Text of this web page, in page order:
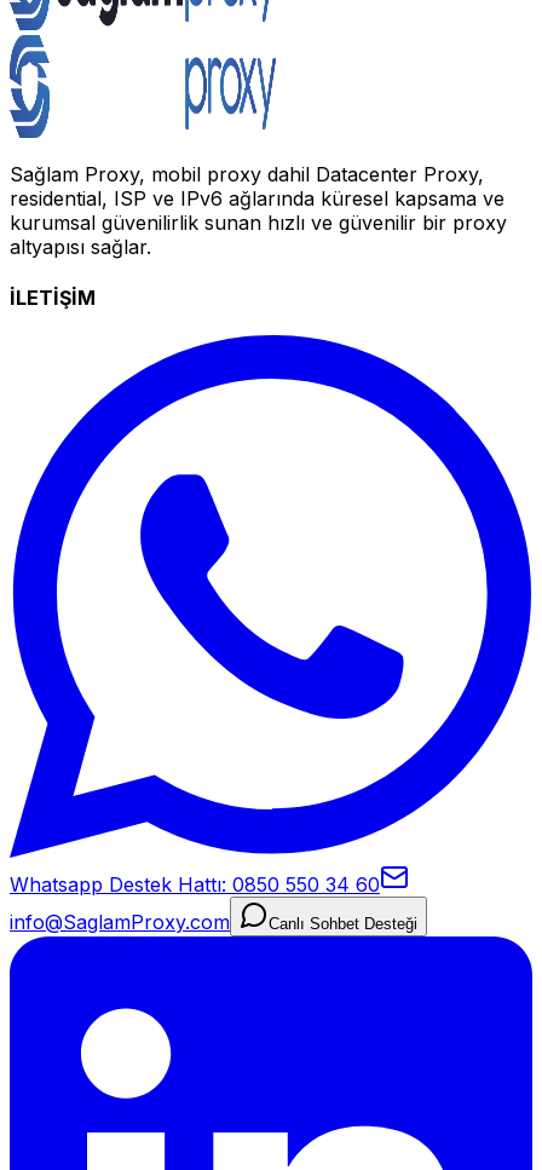
Sağlam Proxy, mobil proxy dahil Datacenter Proxy,
residential, ISP ve IPv6 ağlarında küresel kapsama ve
kurumsal güvenilirlik sunan hızlı ve güvenilir bir proxy
altyapısı sağlar.
İLETİŞİM
Whatsapp Destek Hattı: 0850 550 34 60
info@SaglamProxy.com
Canlı Sohbet Desteği